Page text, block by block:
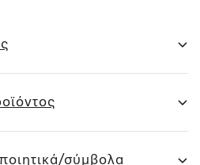
σύμβολα